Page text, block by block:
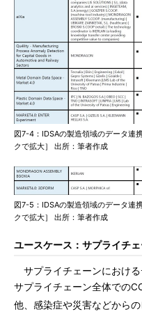
図7-4：IDSAの製造領域のデータ連
クで拡大］ 出所：筆者作成
図7-5：IDSAの製造領域のデータ連
クで拡大］ 出所：筆者作成
ユースケース：サプライチ
サプライチェーンにおけ
サプライチェーン全体での
他、感染症や災害などから